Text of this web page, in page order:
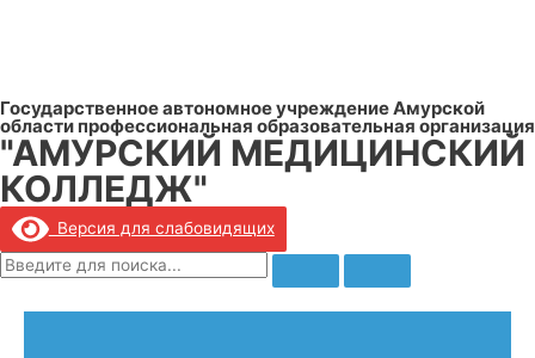
Государственное автономное учреждение Амурской
области профессиональная образовательная организация
"АМУРСКИЙ МЕДИЦИНСКИЙ
КОЛЛЕДЖ"
Версия для слабовидящих